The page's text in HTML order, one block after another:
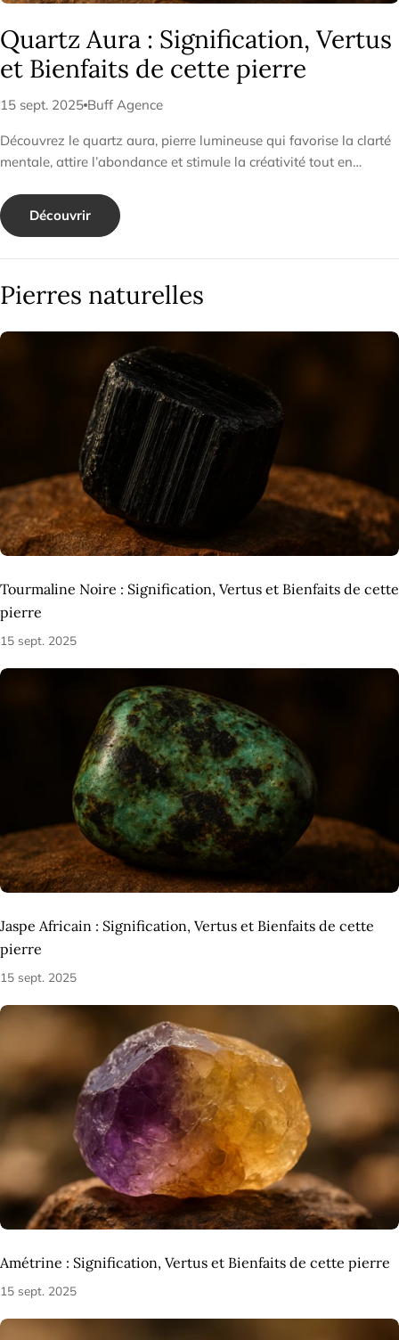
a
t
u
r
e
l
l
e
s
Quartz Aura : Signification, Vertus
et Bienfaits de cette pierre
15 sept. 2025 Buff Agence
Découvrez le quartz aura, pierre lumineuse qui favorise la clarté
mentale, attire l’abondance et stimule la créativité tout en
Découvrir
Pierres naturelles
Tourmaline Noire : Signification, Vertus et Bienfaits de cette
pierre
15 sept. 2025
Jaspe Africain : Signification, Vertus et Bienfaits de cette
pierre
15 sept. 2025
Amétrine : Signification, Vertus et Bienfaits de cette pierre
15 sept. 2025